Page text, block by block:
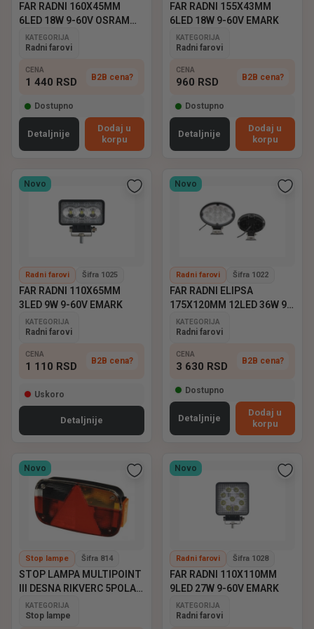
FAR RADNI 160X45MM
6LED 18W 9-60V OSRAM
EMARK
KATEGORIJA
Radni farovi
CENA
1 440 RSD B2B cena?
Dostupno
Detaljnije
Dodaj u
korpu
FAR RADNI 155X43MM
6LED 18W 9-60V EMARK
KATEGORIJA
Radni farovi
CENA
960 RSD B2B cena?
Dostupno
Detaljnije
Dodaj u
korpu
Novo
Radni farovi Šifra 1025
FAR RADNI 110X65MM
3LED 9W 9-60V EMARK
KATEGORIJA
Radni farovi
CENA
1 110 RSD B2B cena?
Uskoro
Detaljnije
Novo
Radni farovi Šifra 1022
FAR RADNI ELIPSA
175X120MM 12LED 36W 9-
60V EMARK
KATEGORIJA
Radni farovi
CENA
3 630 RSD B2B cena?
Dostupno
Detaljnije
Dodaj u
korpu
Novo
Stop lampe Šifra 814
STOP LAMPA MULTIPOINT
III DESNA RIKVERC 5POLA
ASPOCK
KATEGORIJA
Stop lampe
Novo
Radni farovi Šifra 1028
FAR RADNI 110X110MM
9LED 27W 9-60V EMARK
KATEGORIJA
Radni farovi